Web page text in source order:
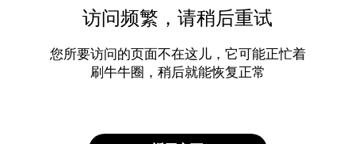
访问频繁，请稍后重试
您所要访问的页面不在这儿，它可能正忙着
刷牛牛圈，稍后就能恢复正常